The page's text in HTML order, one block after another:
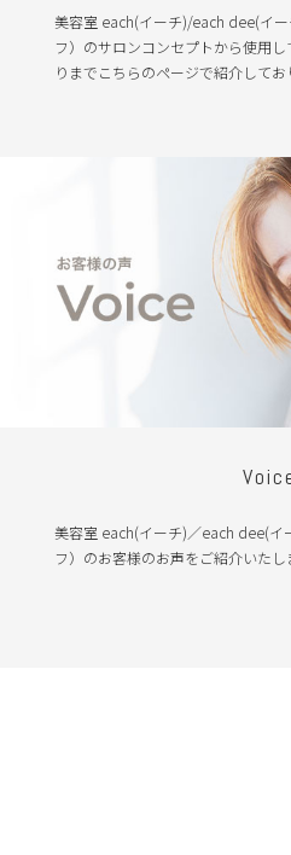
美容室 each(イーチ)/each dee(イ
フ）のサロンコンセプトから使用
りまでこちらのページで紹介してお
美容室 each(イーチ)／each dee(イ
フ）のお客様のお声をご紹介いたし